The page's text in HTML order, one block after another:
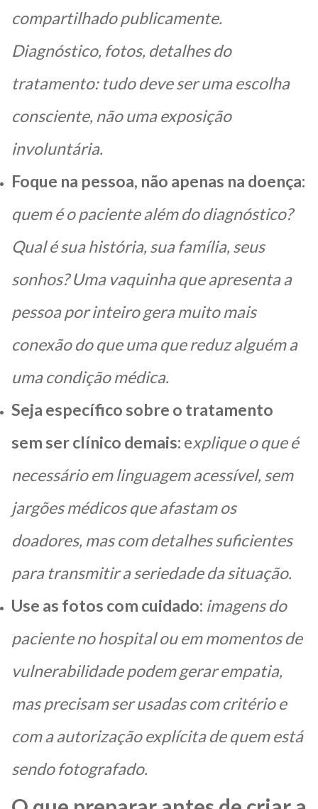
compartilhado publicamente.
Diagnóstico, fotos, detalhes do
tratamento: tudo deve ser uma escolha
consciente, não uma exposição
involuntária.
Foque na pessoa, não apenas na doença:
quem é o paciente além do diagnóstico?
Qual é sua história, sua família, seus
sonhos? Uma vaquinha que apresenta a
pessoa por inteiro gera muito mais
conexão do que uma que reduz alguém a
uma condição médica.
Seja específico sobre o tratamento
sem ser clínico demais: explique o que é
necessário em linguagem acessível, sem
jargões médicos que afastam os
doadores, mas com detalhes suficientes
para transmitir a seriedade da situação.
Use as fotos com cuidado: imagens do
paciente no hospital ou em momentos de
vulnerabilidade podem gerar empatia,
mas precisam ser usadas com critério e
com a autorização explícita de quem está
sendo fotografado.